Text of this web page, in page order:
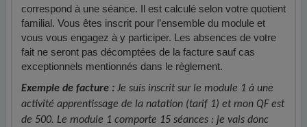
correspond à une séance. Il est calculé selon votre quotient
familial. Vous êtes inscrit pour l’ensemble du module et
vous vous engagez à y participer. Les absences de votre
fait ne seront pas décomptées de la facture sauf cas
exceptionnels mentionnés dans le règlement.
Exemple de facture :Je suis inscrit sur le module 1 à une
activité apprentissage de la natation (tarif 1) et mon QF est
de 500. Le module 1 comporte 15 séances : je vais donc